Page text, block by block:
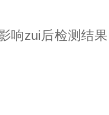
响zui后检测结